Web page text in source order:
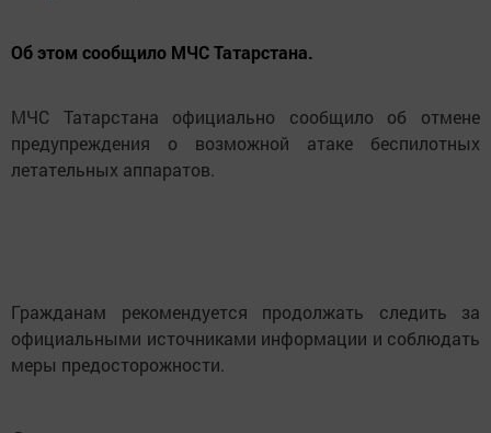
Об этом сообщило МЧС Татарстана.
МЧС Татарстана официально сообщило об отмене
предупреждения о возможной атаке беспилотных
летательных аппаратов.
Гражданам рекомендуется продолжать следить за
официальными источниками информации и соблюдать
меры предосторожности.